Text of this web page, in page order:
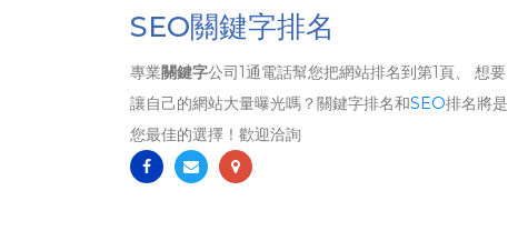
SEO關鍵字排名
專業關鍵字公司1通電話幫您把網站排名到第1頁、 想要
讓自己的網站大量曝光嗎？關鍵字排名和SEO排名將是
您最佳的選擇！歡迎洽詢